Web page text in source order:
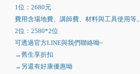
1位：2680元
費用含場地費、講師費、材料與工具使用等。
2位：2580*2位
可透過官方LINE與我們聯絡呦~
→舊生享折扣
→另還有好康優惠呦